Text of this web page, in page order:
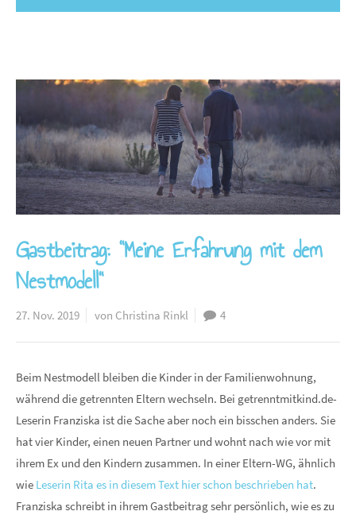
Gastbeitrag: "Meine Erfahrung mit dem
Nestmodell"
27. Nov. 2019 von Christina Rinkl 4
Beim Nestmodell bleiben die Kinder in der Familienwohnung,
während die getrennten Eltern wechseln. Bei getrenntmitkind.de-
Leserin Franziska ist die Sache aber noch ein bisschen anders. Sie
hat vier Kinder, einen neuen Partner und wohnt nach wie vor mit
ihrem Ex und den Kindern zusammen. In einer Eltern-WG, ähnlich
wie Leserin Rita es in diesem Text hier schon beschrieben hat.
Franziska schreibt in ihrem Gastbeitrag sehr persönlich, wie es zu